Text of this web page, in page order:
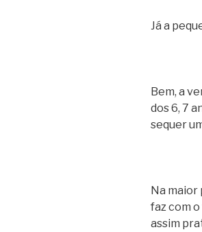
Já a
Bem, a
dos 6, 7
sequer
Na maior
faz com o
assim